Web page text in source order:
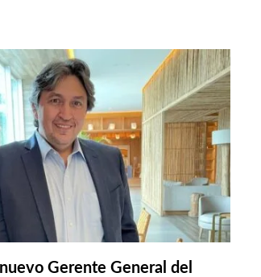
Gerente General del